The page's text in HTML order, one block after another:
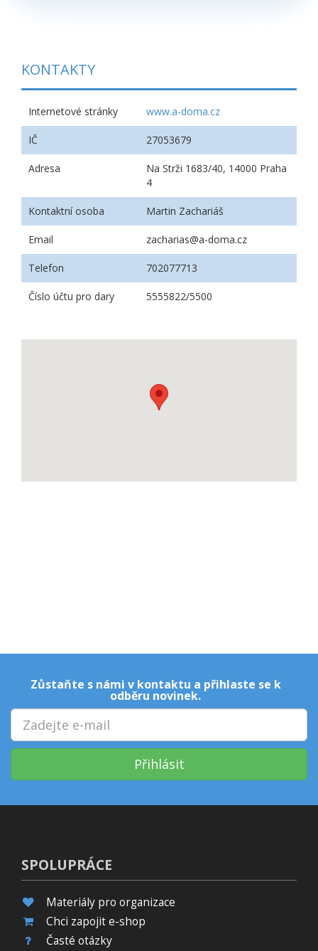
KONTAKTY
Internetové stránky www.a-doma.cz
IČ 27053679
Adresa
Na Strži 1683/40, 14000 Praha
4
Kontaktní osoba Martin Zachariáš
Email zacharias@a-doma.cz
Telefon 702077713
Číslo účtu pro dary 5555822/5500
Zůstaňte s námi v kontaktu a přihlaste se k
odběru novinek.
Přihlásit
SPOLUPRÁCE
Materiály pro organizace
Chci zapojit e-shop
Časté otázky